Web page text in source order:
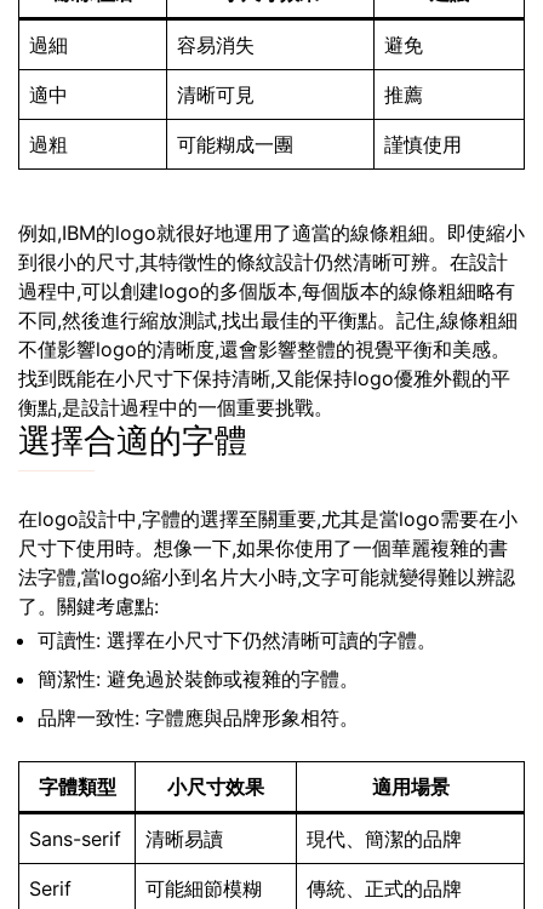
過細 容易消失 避免
適中 清晰可見 推薦
過粗 可能糊成一團 謹慎使用
例如,IBM的logo就很好地運用了適當的線條粗細。即使縮小
到很小的尺寸,其特徵性的條紋設計仍然清晰可辨。在設計
過程中,可以創建logo的多個版本,每個版本的線條粗細略有
不同,然後進行縮放測試,找出最佳的平衡點。記住,線條粗細
不僅影響logo的清晰度,還會影響整體的視覺平衡和美感。
找到既能在小尺寸下保持清晰,又能保持logo優雅外觀的平
衡點,是設計過程中的一個重要挑戰。
選擇合適的字體
在logo設計中,字體的選擇至關重要,尤其是當logo需要在小
尺寸下使用時。想像一下,如果你使用了一個華麗複雜的書
法字體,當logo縮小到名片大小時,文字可能就變得難以辨認
了。關鍵考慮點:
可讀性: 選擇在小尺寸下仍然清晰可讀的字體。
簡潔性: 避免過於裝飾或複雜的字體。
品牌一致性: 字體應與品牌形象相符。
字體類型 小尺寸效果 適用場景
Sans-serif 清晰易讀 現代、簡潔的品牌
Serif 可能細節模糊 傳統、正式的品牌